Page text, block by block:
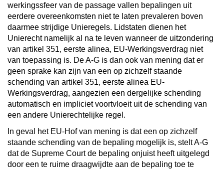
werkingssfeer van de passage vallen bepalingen uit
eerdere overeenkomsten niet te laten prevaleren boven
daarmee strijdige Unieregels. Lidstaten dienen het
Unierecht namelijk al na te leven wanneer de uitzondering
van artikel 351, eerste alinea, EU-Werkingsverdrag niet
van toepassing is. De A-G is dan ook van mening dat er
geen sprake kan zijn van een op zichzelf staande
schending van artikel 351, eerste alinea EU-
Werkingsverdrag, aangezien een dergelijke schending
automatisch en impliciet voortvloeit uit de schending van
een andere Unierechtelijke regel.
In geval het EU-Hof van mening is dat een op zichzelf
staande schending van de bepaling mogelijk is, stelt A-G
dat de Supreme Court de bepaling onjuist heeft uitgelegd
door een te ruime draagwijdte aan de bepaling toe te